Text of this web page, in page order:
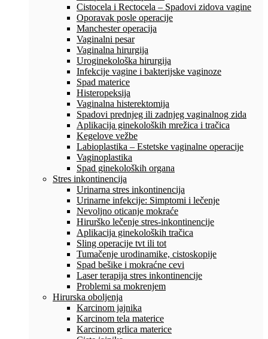
Cistocela i Rectocela – Spadovi zidova vagine
Oporavak posle operacije
Manchester operacija
Vaginalni pesar
Vaginalna hirurgija
Uroginekološka hirurgija
Infekcije vagine i bakterijske vaginoze
Spad materice
Histeropeksija
Vaginalna histerektomija
Spadovi prednjeg ili zadnjeg vaginalnog zida
Aplikacija ginekoloških mrežica i tračica
Kegelove vežbe
Labioplastika – Estetske vaginalne operacije
Vaginoplastika
Spad ginekoloških organa
Stres inkontinencija
Urinarna stres inkontinencija
Urinarne infekcije: Simptomi i lečenje
Nevoljno oticanje mokraće
Hirurško lečenje stres-inkontinencije
Aplikacija ginekoloških tračica
Sling operacije tvt ili tot
Tumačenje urodinamike, cistoskopije
Spad bešike i mokraćne cevi
Laser terapija stres inkontinencije
Problemi sa mokrenjem
Hirurska oboljenja
Karcinom jajnika
Karcinom tela materice
Karcinom grlica materice